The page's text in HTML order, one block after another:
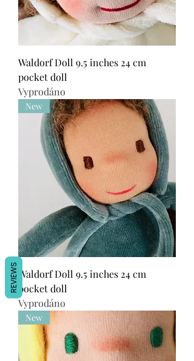
Waldorf Doll 9.5 inches 24 cm
pocket doll
Vyprodáno
New
Waldorf Doll 9.5 inches 24 cm
pocket doll
Vyprodáno
New
REVIEWS